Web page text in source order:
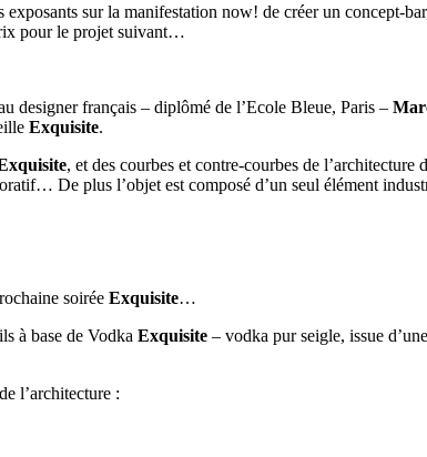
exposants sur la manifestation now! de créer un concept-
pour le projet suivant…
designer français – diplômé de l’Ecole Bleue, Paris –
Exquisite.
, et des courbes et contre-courbes de
De plus l’objet est composé d’un seul élément
soirée Exquisite…
à base de Vodka Exquisite – vodka pur seigle, issue
l’architecture :